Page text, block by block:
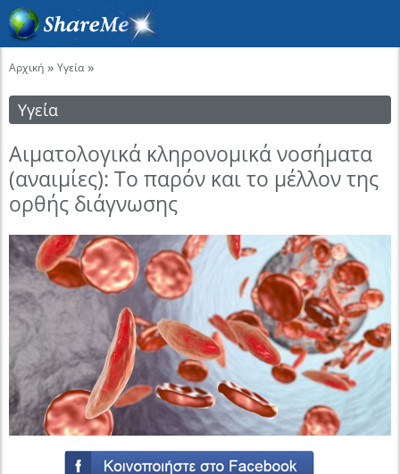
Αρχική » Υγεία »
Υγεία
Αιματολογικά κληρονομικά νοσήματα
(αναιμίες): Το παρόν και το μέλλον της
ορθής διάγνωσης